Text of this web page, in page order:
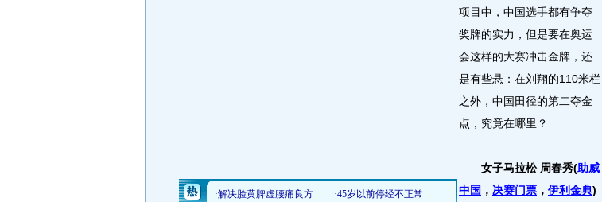
项目中，中国选手都有争夺
奖牌的实力，但是要在奥运
会这样的大赛冲击金牌，还
是有些悬：在刘翔的110米栏
之外，中国田径的第二夺金
点，究竟在哪里？
女子马拉松 周春秀(助威
中国 ， 决赛门票 ， 伊利金典)